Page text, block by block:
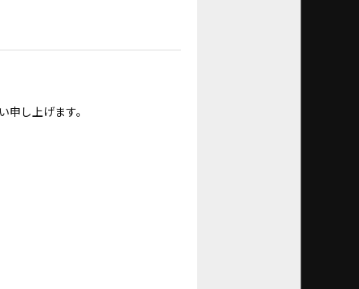
し上げます。